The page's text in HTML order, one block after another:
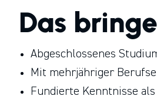
Das
Abgeschlossenes
Mit mehrjähriger
Fundierte Kenntnisse